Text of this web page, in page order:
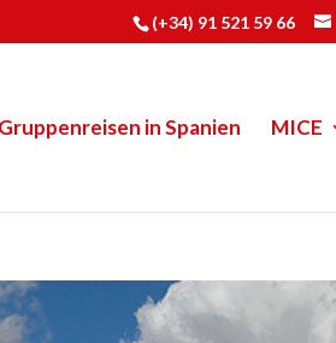
(+34) 91 521 59 66
Gruppenreisen in Spanien MICE